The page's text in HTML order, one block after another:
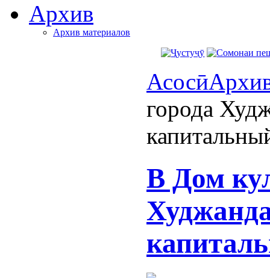
Архив
Архив материалов
Асосӣ
города
В Дом